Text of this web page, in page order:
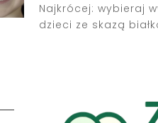
Najkrócej: wybieraj
dzieci ze skazą